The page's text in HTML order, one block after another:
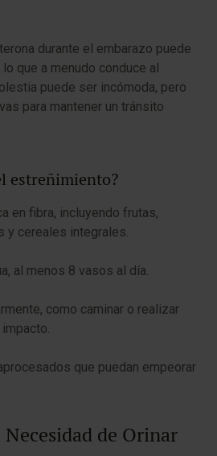
durante el embarazo puede
que a menudo conduce al
puede ser incómoda, pero
para mantener un tránsito
estreñimiento?
en fibra, incluyendo frutas,
y cereales integrales.
al menos 8 vasos al día.
como caminar o realizar
que puedan empeorar
de Orinar